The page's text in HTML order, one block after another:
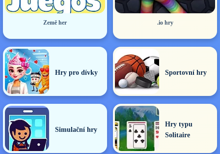
Země her .io hry
Hry pro dívky Sportovní hry
Simulační hry
Hry typu
Solitaire